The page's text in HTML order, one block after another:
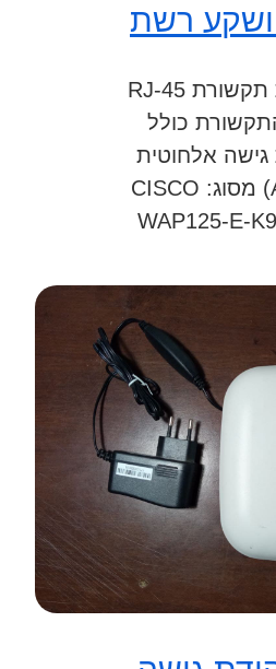
ושקע רשת
התקנת נקודת תקשורת RJ-45
כולל
אלחוטית
(Access point) מסוג: CISCO
WAP125-E-